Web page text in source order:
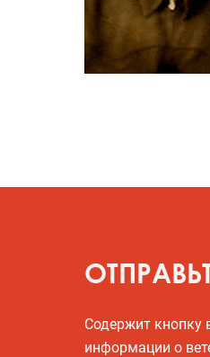
Содержит
информации о